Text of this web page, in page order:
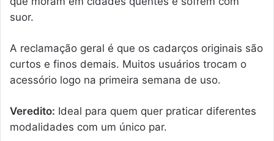
suor.
A reclamação geral é que os cadarços originais são
curtos e finos demais. Muitos usuários trocam o
acessório logo na primeira semana de uso.
Veredito: Ideal para quem quer praticar diferentes
modalidades com um único par.